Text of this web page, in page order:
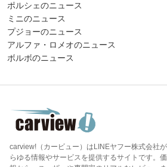
ポルシェのニュース
ミニのニュース
プジョーのニュース
アルファ・ロメオのニュース
ボルボのニュース
carview!（カービュー）はLINEヤフー株式会社
らゆる情報やサービスを提供するサイトです。